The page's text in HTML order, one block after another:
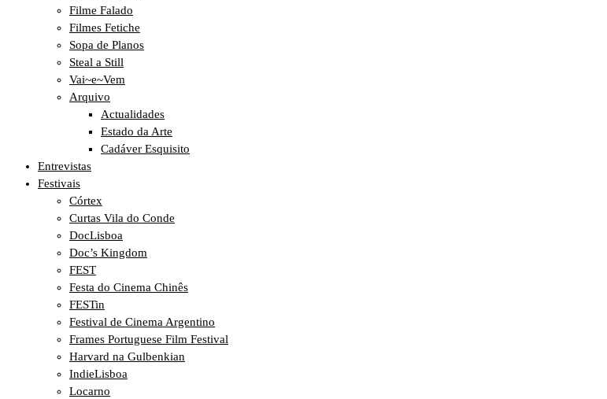
Filme Falado
Filmes Fetiche
Sopa de Planos
Steal a Still
Vai~e~Vem
Arquivo
Actualidades
Estado da Arte
Cadáver Esquisito
Entrevistas
Festivais
Córtex
Curtas Vila do Conde
DocLisboa
Doc’s Kingdom
FEST
Festa do Cinema Chinês
FESTin
Festival de Cinema Argentino
Frames Portuguese Film Festival
Harvard na Gulbenkian
IndieLisboa
Locarno